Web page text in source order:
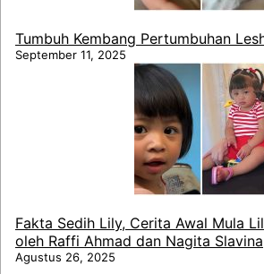
Tumbuh Kembang Pertumbuhan
September 11, 2025
Fakta Sedih Lily, Cerita Awal Mula
oleh Raffi Ahmad dan Nagita Slavina
Agustus 26, 2025